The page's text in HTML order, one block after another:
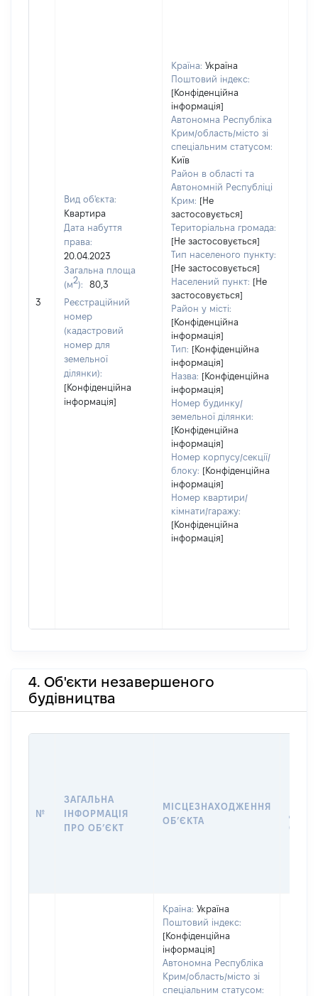
3
Вид об'єкта:
Квартира
Дата набуття
права:
20.04.2023
Загальна площа
(м2):
80,3
Реєстраційний
номер
(кадастровий
номер для
земельної
ділянки):
[Конфіденційна
інформація]
Країна: Україна
Поштовий індекс:
[Конфіденційна
інформація]
Автономна Республіка
Крим/область/місто зі
спеціальним статусом:
Київ
Район в області та
Автономній Республіці
Крим: [Не
застосовується]
Територіальна громада:
[Не застосовується]
Тип населеного пункту:
[Не застосовується]
Населений пункт: [Не
застосовується]
Район у місті:
[Конфіденційна
інформація]
Тип: [Конфіденційна
інформація]
Назва: [Конфіденційна
інформація]
Номер будинку/
земельної ділянки:
[Конфіденційна
інформація]
Номер корпусу/секції/
блоку: [Конфіденційна
інформація]
Номер квартири/
кімнати/гаражу:
[Конфіденційна
інформація]
4. Об'єкти незавершеного
будівництва
№
ЗАГАЛЬНА
ІНФОРМАЦІЯ
ПРО ОБʼЄКТ
МІСЦЕЗНАХОДЖЕННЯ
ОБʼЄКТА
Країна: Україна
Поштовий індекс:
[Конфіденційна
інформація]
Автономна Республіка
Крим/область/місто зі
спеціальним статусом: